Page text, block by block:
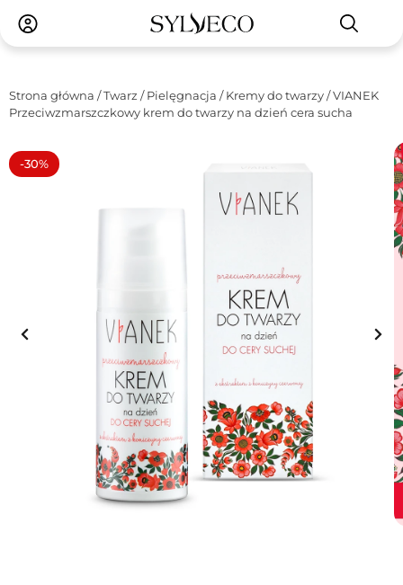
Strona główna /Twarz /Pielęgnacja /Kremy do twarzy/ VIANEK
Przeciwzmarszczkowy krem do twarzy na dzień cera sucha
-30%